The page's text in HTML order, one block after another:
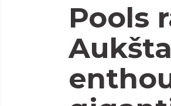
Pools